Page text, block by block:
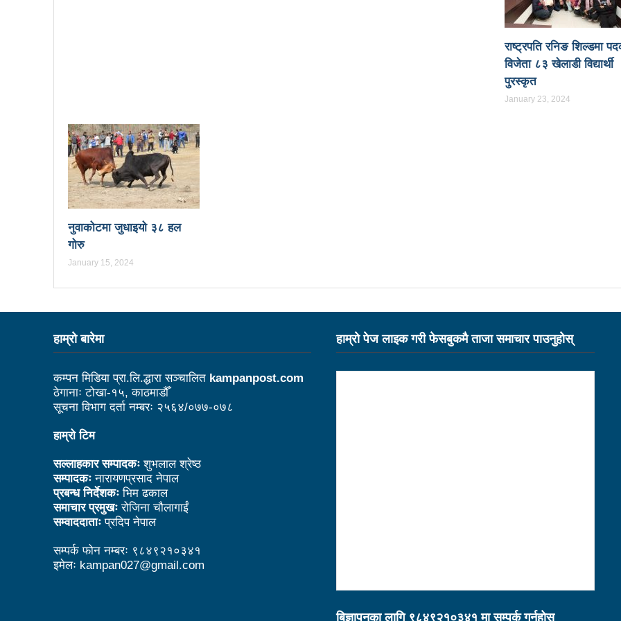
पब्लिक स्पिच नेपालको विजेता बने दैलेखका दिल बहादुर
माओवादीमा जनपरिचालनका
दुईपिपलमा बुधबार रोपाइ जात्राः
भरतपुर महानगर युवा संजालको फुटसल : पुरुषतर्फ वडा नं. ५ र महिलातर्फ २३ विजयी
रसुवा उडेको हेलिकप्टर दुर्घटनाः ५ जनाको मृत्यु
नेपालको आर्थिक सामाजिक विकास नै चीनको उत्कट चाहना होः राजदूत छन सोङ
१५ दिनमा ३१ वटा युट्युबलगायतका सामाजिक सञ्जाल काउन्सिलको कारबाहीमा
China’s commitment to modernization and deeper reform
काउन्सिल नै नबोले कसले बोल्ने: अध्यक्ष बस्नेत
सेभेन स्टार टेलिभिजनको सम्पादकमा शर्मा
विदेशमा रहेका नेपालीहरूको हितरक्षाका लागि विदेशस्थित नेपाली नियोगहरूको क्षमता अभिवृद्धि गर्नुपर्छ:
के छ रास्वपाका महामन्त्री डा ढकालको बैठकमा पेस गर्न नदिइएको प्रतिवेदनमा (पूर्णपाठ)
बेलकोटगढीको चौथो नगरअधिवेसनः नीति तथा कार्यक्रम सर्वसम्मत पारित
उद्योगको प्रवर्द्धन र विस्तारका लागि प्रदेश सरकारले कानुनी जटिलतालाई हटाउने: मन्त्री बस्नेत
आगामी आर्थिक वर्षभित्रै भरतपुर विमानस्थलको विस्तार भइसक्छः मन्त्री तामाङ
चीन भ्रमणका क्रममा भएका सम्झौता कार्यान्यवनमा गइरहेका छन्ः प्रधानमन्त्री प्रचण्ड
कसरी पाइनेछ बेलकोटगढीबासीले निःशुल्क रगत
अपाङ्गता भएका व्यक्तिहरूको यौनिकता र प्रजनन स्वास्थ्यबारे सचेतना व्यापक गराउन सरोकारवालाको जोड
काउन्सिलद्वारा परराष्ट्र मामिला विटमा रिपोर्टिङ गरिरहेका सञ्चारकर्मीसँग छलफल
सामाजिक सञ्जाल
राष्ट्रपति रनिङ शिल्डमा
विजेता ८३ खेलाडी विद्यार्थी
पुरस्कृत
January 23, 2024
नुवाकोटमा जुधाइयो ३८ हल
गोरु
January 15, 2024
हाम्राे बारेमा
कम्पन मिडिया प्रा.लि.द्धारा सञ्चालित kampanpost.com
ठेगानाः टोखा-१५, काठमाडौँ
सूचना विभाग दर्ता नम्बरः २५६४/०७७-०७८
हाम्रो टिम
सल्लाहकार सम्पादकःशुभलाल श्रेष्ठ
सम्पादकःनारायणप्रसाद नेपाल
प्रबन्ध निर्देशकःभिम ढकाल
समाचार प्रमुखःरोजिना चौलागाईं
सम्वाददाताःप्रदिप नेपाल
सम्पर्क फोन नम्बरः ९८४९२१०३४१
इमेलः kampan027@gmail.com
हाम्राे पेज लाइक गरी फेसबुकमै ताजा समाचार पाउनुहाेस्
बिज्ञापनका लागि ९८४९२१०३४१ मा सम्पर्क गर्नुहाेस्